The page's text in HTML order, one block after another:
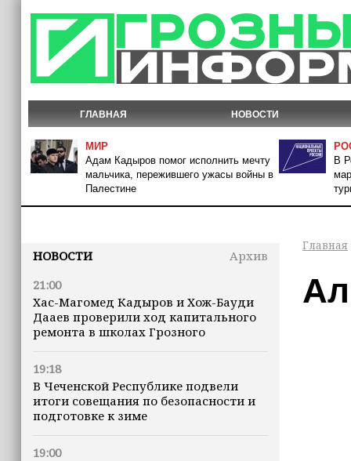
ГЛАВНАЯ НОВОСТИ
МИР
Адам Кадыров помог исполнить мечту
мальчика, пережившего ужасы войны в
Палестине
В
НОВОСТИ
Архив
21:00
Хас-Магомед Кадыров и Хож-Бауди
Дааев проверили ход капитального
ремонта в школах Грозного
19:18
В Чеченской Республике подвели
итоги совещания по безопасности и
подготовке к зиме
19:00
Главная